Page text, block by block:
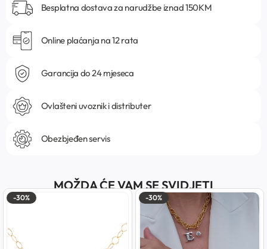
Besplatna dostava za narudžbe iznad 150KM
Online plaćanja na 12 rata
Garancija do 24 mjeseca
Ovlašteni uvoznik i distributer
Obezbjeđen servis
MOŽDA ĆE VAM SE SVIDJETI
-30% -30%